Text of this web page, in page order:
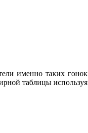
именно таких гонок
таблицы используя